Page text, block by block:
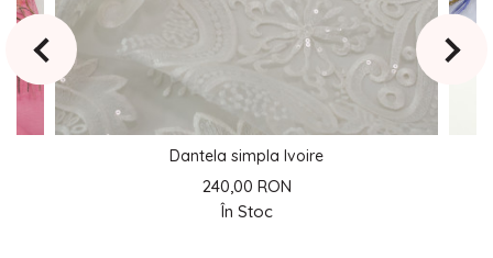
Dantela simpla Ivoire
240,00 RON
În Stoc